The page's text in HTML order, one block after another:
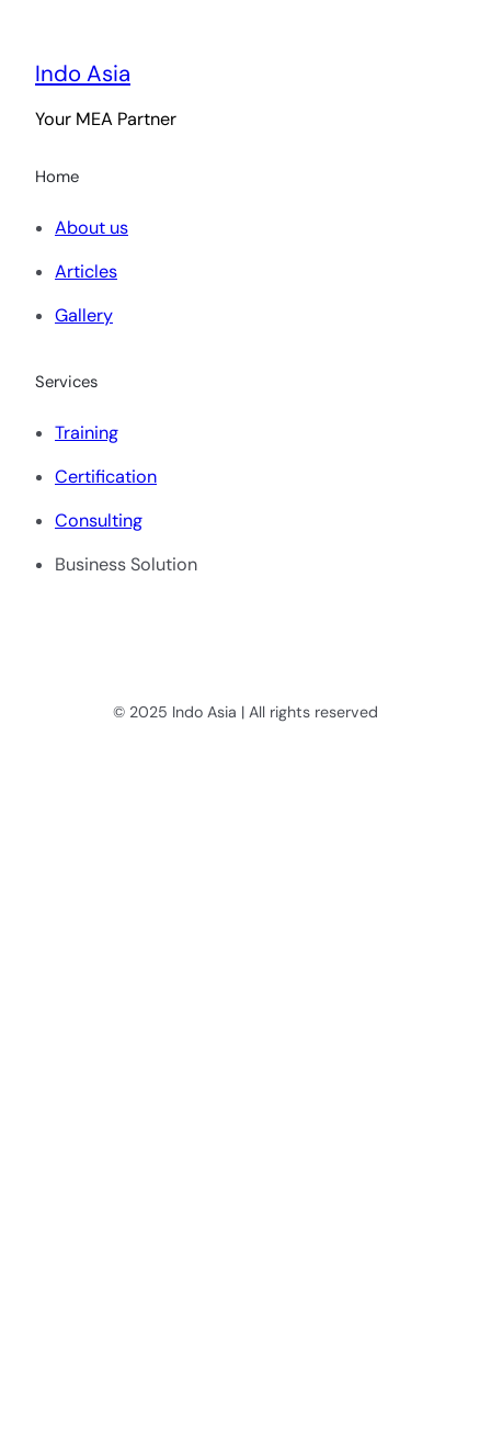
Indo Asia
Your MEA Partner
Home
About us
Articles
Gallery
Services
Training
Certification
Consulting
Business Solution
© 2025 Indo Asia | All rights reserved